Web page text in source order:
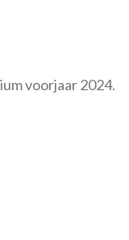
voorjaar 2024.